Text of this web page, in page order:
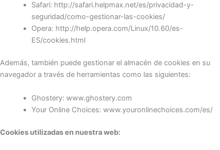
Safari: http://safari.helpmax.net/es/privacidad-y-
seguridad/como-gestionar-las-cookies/
Opera: http://help.opera.com/Linux/10.60/es-
ES/cookies.html
Además, también puede gestionar el almacén de cookies en su
navegador a través de herramientas como las siguientes:
Ghostery: www.ghostery.com
Your Online Choices: www.youronlinechoices.com/es/
Cookies utilizadas en nuestra web: